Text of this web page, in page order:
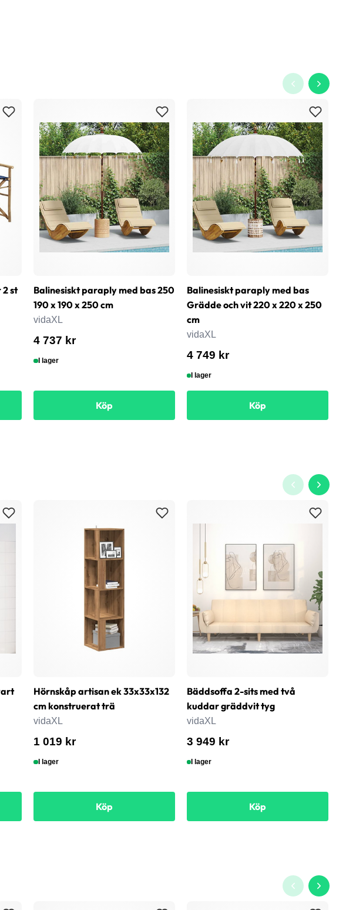
st
Balinesiskt paraply med bas 250
190 x 190 x 250 cm
vidaXL
4 737 kr
I lager
Köp
Balinesiskt paraply med bas
Grädde och vit 220 x 220 x 250
cm
vidaXL
4 749 kr
I lager
Köp
Hörnskåp artisan ek 33x33x132
cm konstruerat trä
vidaXL
1 019 kr
I lager
Köp
Bäddsoffa 2-sits med två
kuddar gräddvit tyg
vidaXL
3 949 kr
I lager
Köp